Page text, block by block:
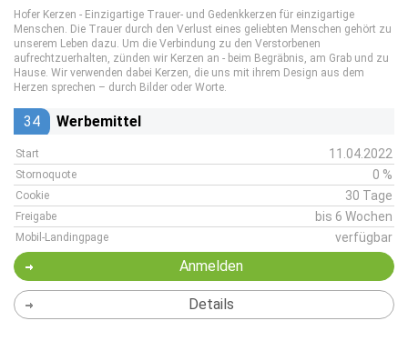
Hofer Kerzen - Einzigartige Trauer- und Gedenkkerzen für einzigartige
Menschen. Die Trauer durch den Verlust eines geliebten Menschen gehört zu
unserem Leben dazu. Um die Verbindung zu den Verstorbenen
aufrechtzuerhalten, zünden wir Kerzen an - beim Begräbnis, am Grab und zu
Hause. Wir verwenden dabei Kerzen, die uns mit ihrem Design aus dem
Herzen sprechen – durch Bilder oder Worte.
34 Werbemittel
Start 11.04.2022
Stornoquote 0 %
Cookie 30 Tage
Freigabe bis 6 Wochen
Mobil-Landingpage verfügbar
Anmelden
Details